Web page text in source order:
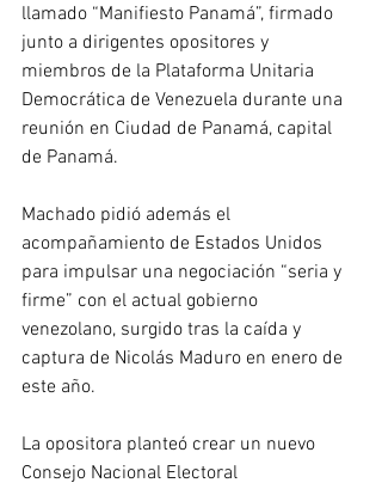
llamado “Manifiesto Panamá”, firmado
junto a dirigentes opositores y
miembros de la Plataforma Unitaria
Democrática de Venezuela durante una
reunión en Ciudad de Panamá, capital
de Panamá.
Machado pidió además el
acompañamiento de Estados Unidos
para impulsar una negociación “seria y
firme” con el actual gobierno
venezolano, surgido tras la caída y
captura de Nicolás Maduro en enero de
este año.
La opositora planteó crear un nuevo
Consejo Nacional Electoral